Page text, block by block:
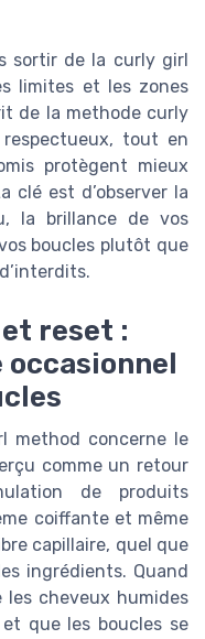
sortir de la curly girl
limites et les zones
de la methode curly
tout en
protègent mieux
clé est d’observer la
la brillance de vos
boucles plutôt que
reset :
method concerne le
comme un retour
de produits
coiffante et même
capillaire, quel que
ingrédients. Quand
les cheveux humides
que les boucles se